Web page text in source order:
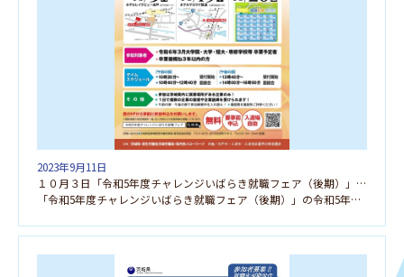
2023年9月11日
１０月３日「令和5年度チャレンジいばらき就職フェア（後期）」に参加します
「令和5年度チャレンジいばらき就職フェア（後期）」の令和5年１０月３日（火）水戸会場に参加します。お […]